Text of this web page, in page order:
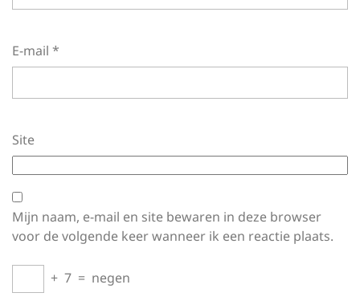
E-mail *
Site
Mijn naam, e-mail en site bewaren in deze browser
voor de volgende keer wanneer ik een reactie plaats.
+ 7 = negen